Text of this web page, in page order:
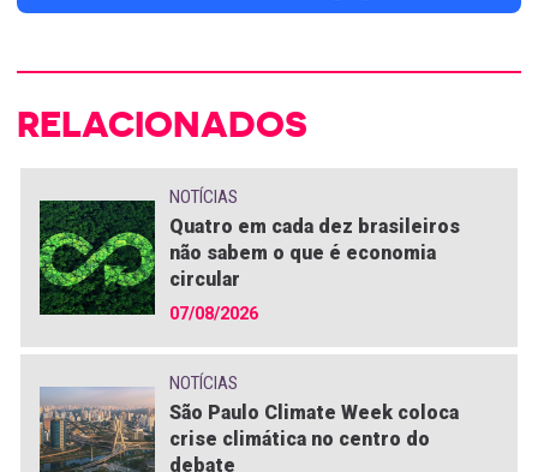
RELACIONADOS
NOTÍCIAS
Quatro em cada dez brasileiros
não sabem o que é economia
circular
07/08/2026
NOTÍCIAS
São Paulo Climate Week coloca
crise climática no centro do
debate